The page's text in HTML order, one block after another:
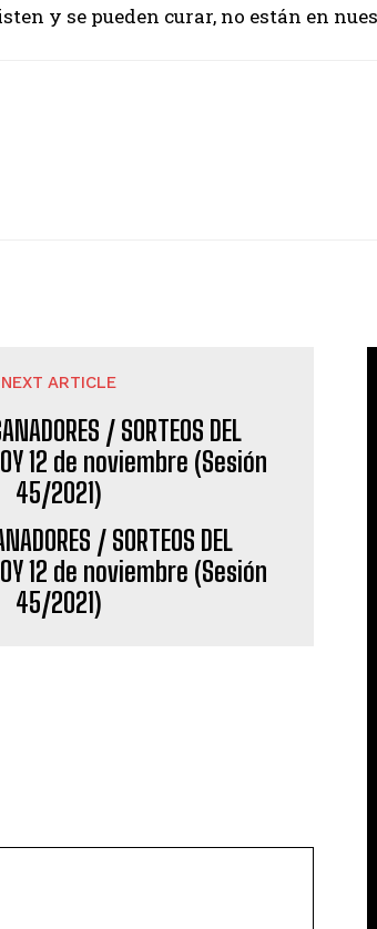
y se pueden curar, no están en
NEXT ARTICLE
/ SORTEOS DEL
12 de noviembre (Sesión
45/2021)